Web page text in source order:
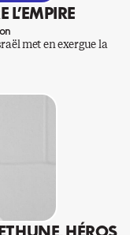
L’EMPIRE
met en exergue la
HÉROS